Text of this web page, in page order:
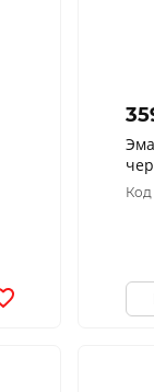
Код